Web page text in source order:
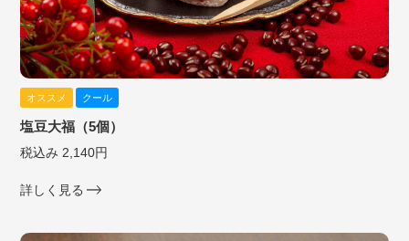
オススメ クール
塩豆大福（5個）
税込み 2,140円
詳しく見る